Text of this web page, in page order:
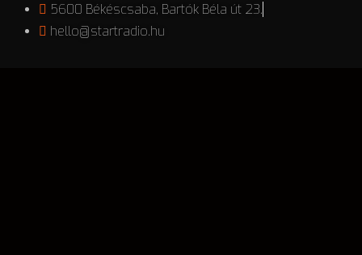
5600 Békéscsaba, Bartók Béla út 23.
hello@startradio.hu